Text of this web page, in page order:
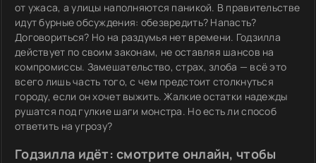
от ужаса, а улицы наполняются паникой. В правительстве
идут бурные обсуждения: обезвредить? Напасть?
Договориться? Но на раздумья нет времени. Годзилла
действует по своим законам, не оставляя шансов на
компромиссы. Замешательство, страх, злоба — всё это
всего лишь часть того, с чем предстоит столкнуться
городу, если он хочет выжить. Жалкие остатки надежды
рушатся под гулкие шаги монстра. Но есть ли способ
ответить на угрозу?
Годзилла идёт: смотрите онлайн, чтобы